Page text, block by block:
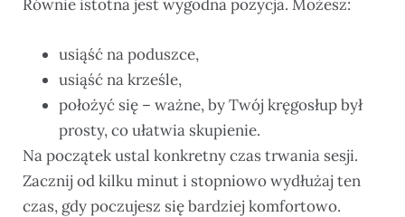
Równie istotna jest wygodna pozycja. Możesz:
usiąść na poduszce,
usiąść na krześle,
położyć się – ważne, by Twój kręgosłup był
prosty, co ułatwia skupienie.
Na początek ustal konkretny czas trwania sesji.
Zacznij od kilku minut i stopniowo wydłużaj ten
czas, gdy poczujesz się bardziej komfortowo.